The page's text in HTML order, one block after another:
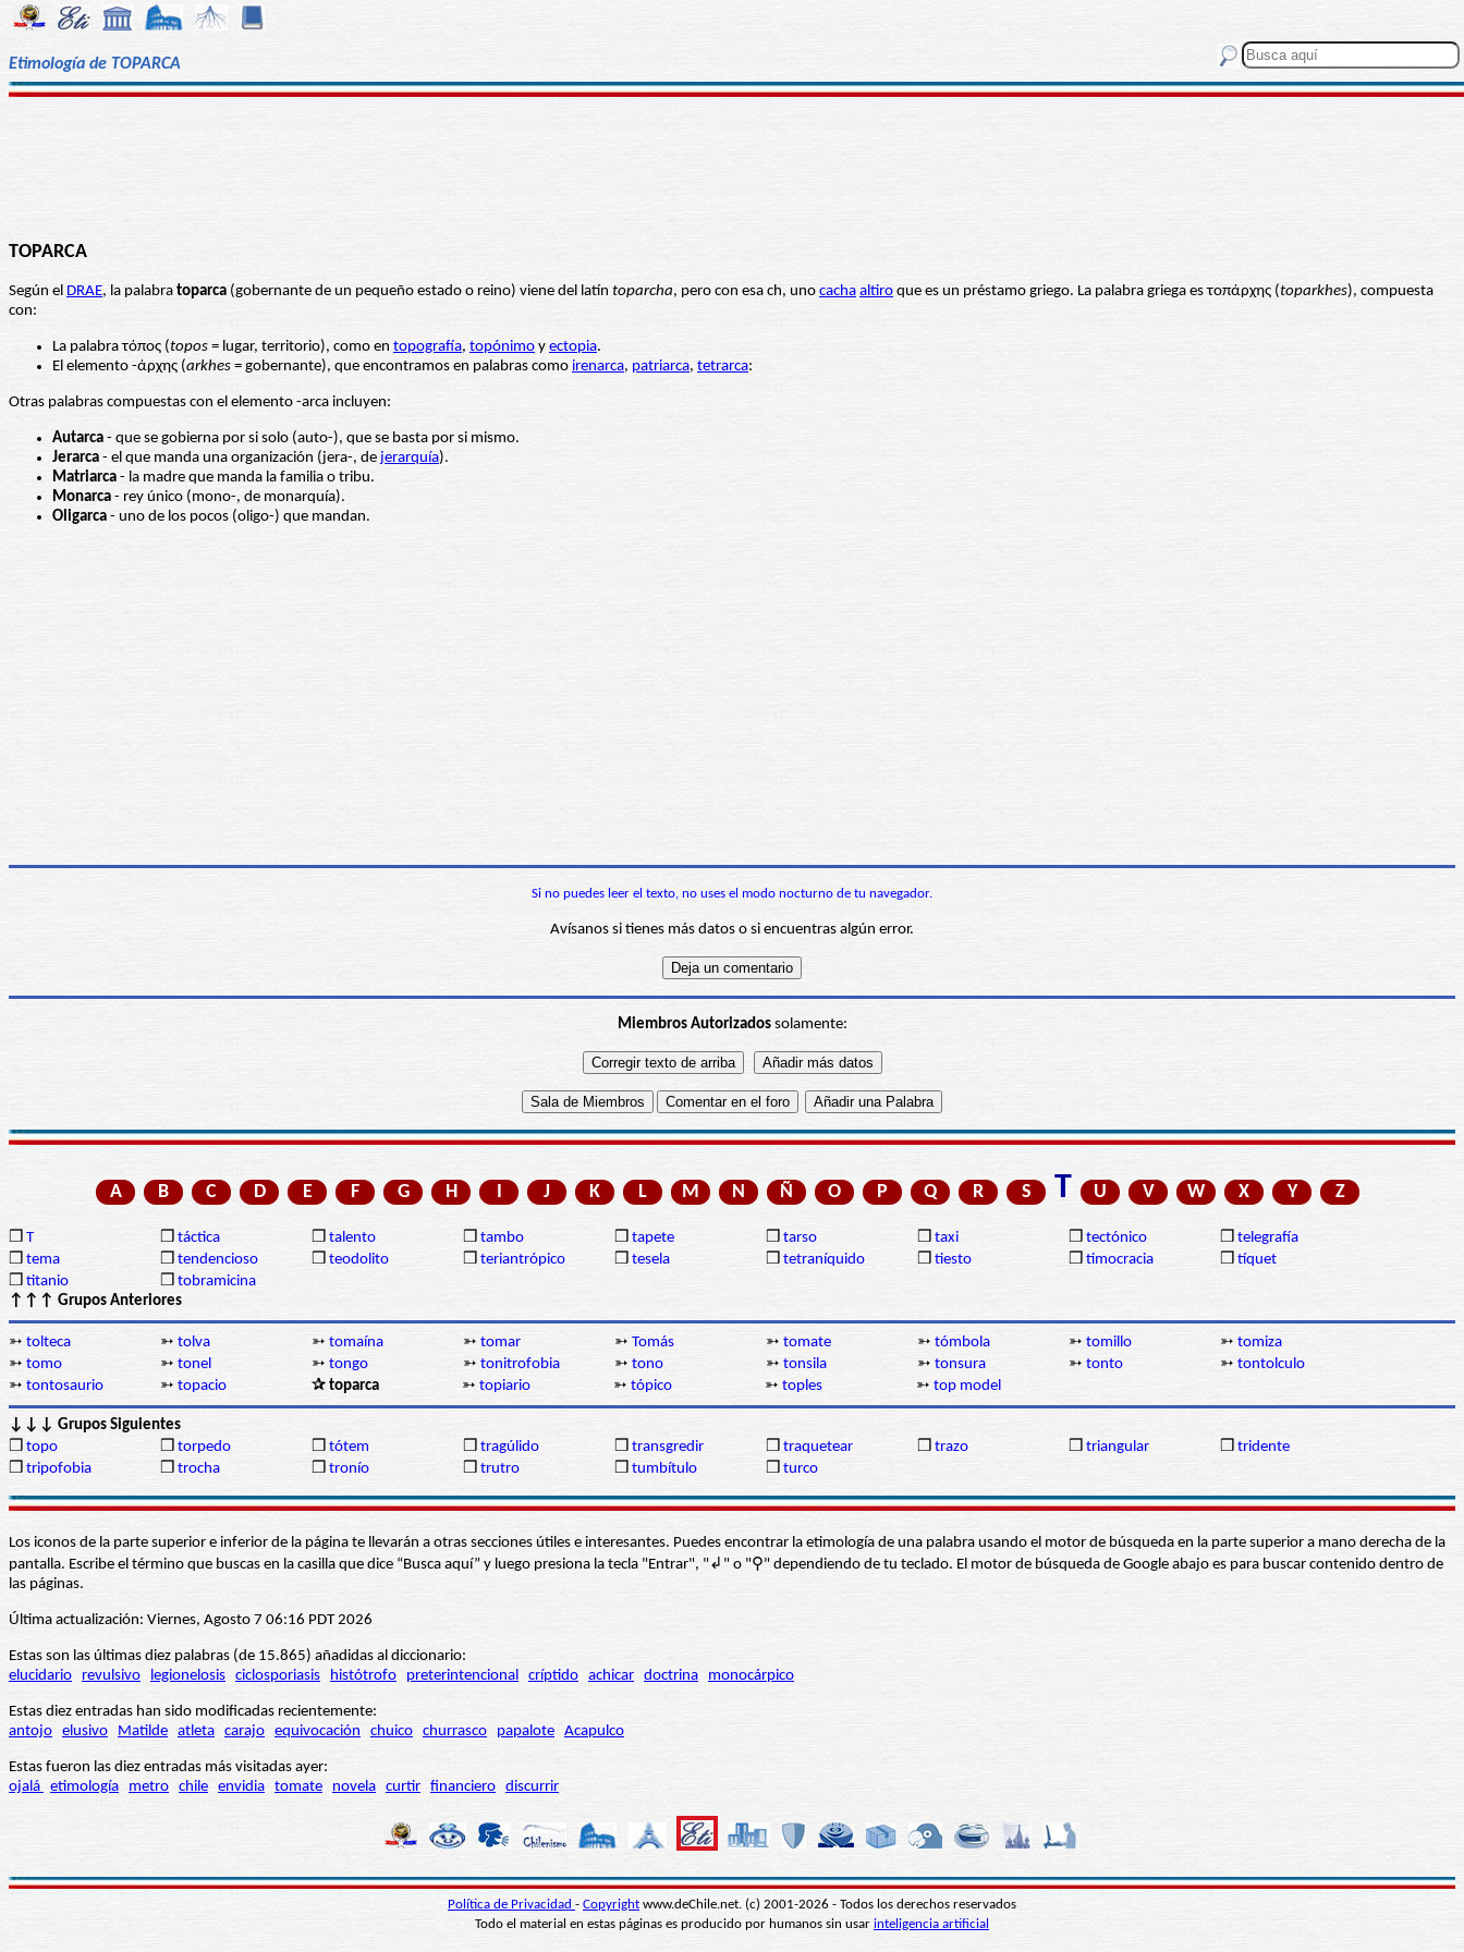
Etimología de TOPARCA
TOPARCA
Según el DRAE, la palabra toparca (gobernante de un pequeño estado o reino) viene del latín toparcha, pero con esa ch, uno cacha altiro que es un préstamo griego. La palabra griega es τοπάρχης (toparkhes), compuesta
con:
La palabra τόπος (topos = lugar, territorio), como en topografía, topónimo y ectopia.
El elemento -άρχης (arkhes = gobernante), que encontramos en palabras como irenarca, patriarca, tetrarca:
Otras palabras compuestas con el elemento -arca incluyen:
Autarca - que se gobierna por si solo (auto-), que se basta por si mismo.
Jerarca - el que manda una organización (jera-, de jerarquía).
Matriarca - la madre que manda la familia o tribu.
Monarca - rey único (mono-, de monarquía).
Oligarca - uno de los pocos (oligo-) que mandan.
Si no puedes leer el texto, no uses el modo nocturno de tu navegador.
Avísanos si tienes más datos o si encuentras algún error.
Miembros Autorizadossolamente:
A B C D E F G H I J K L M N Ñ O P Q R S T U V W X Y Z
❒ T ❒ táctica ❒ talento ❒ tambo ❒ tapete ❒ tarso ❒ taxi ❒ tectónico ❒ telegrafía
❒ tema ❒ tendencioso ❒ teodolito ❒ teriantrópico ❒ tesela ❒ tetraníquido ❒ tiesto ❒ timocracia ❒ tíquet
❒ titanio ❒ tobramicina
↑↑↑ Grupos Anteriores
➳ tolteca ➳ tolva ➳ tomaína ➳ tomar ➳ Tomás ➳ tomate ➳ tómbola ➳ tomillo ➳ tomiza
➳ tomo ➳ tonel ➳ tongo ➳ tonitrofobia ➳ tono ➳ tonsila ➳ tonsura ➳ tonto ➳ tontolculo
➳ tontosaurio ➳ topacio ✰ toparca ➳ topiario ➳ tópico ➳ toples ➳ top model
↓↓↓ Grupos Siguientes
❒ topo ❒ torpedo ❒ tótem ❒ tragúlido ❒ transgredir ❒ traquetear ❒ trazo ❒ triangular ❒ tridente
❒ tripofobia ❒ trocha ❒ tronío ❒ trutro ❒ tumbítulo ❒ turco
Los iconos de la parte superior e inferior de la página te llevarán a otras secciones útiles e interesantes. Puedes encontrar la etimología de una palabra usando el motor de búsqueda en la parte superior a mano derecha de la
pantalla. Escribe el término que buscas en la casilla que dice “Busca aquí” y luego presiona la tecla "Entrar", "↲" o "⚲" dependiendo de tu teclado. El motor de búsqueda de Google abajo es para buscar contenido dentro de
las páginas.
Última actualización: Viernes, Agosto 7 06:16 PDT 2026
Estas son las últimas diez palabras (de 15.865) añadidas al diccionario:
elucidario
revulsivo legionelosis ciclosporiasis histótrofo preterintencional críptido achicar doctrina monocárpico
Estas diez entradas han sido modificadas recientemente:
antojo elusivo Matilde atleta carajo equivocación chuico churrasco papalote Acapulco
Estas fueron las diez entradas más visitadas ayer:
ojalá etimología metro chile envidia tomate novela curtir financiero discurrir
Política de Privacidad - Copyright www.deChile.net. (c) 2001-2026 - Todos los derechos reservados
Todo el material en estas páginas es producido por humanos sin usar inteligencia artificial